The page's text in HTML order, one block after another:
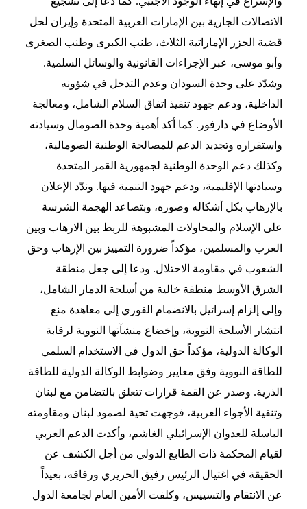
الاتصالات الجارية بين الإمارات العربية المتحدة وإيران لحل
قضية الجزر الإماراتية الثلاث، طنب الكبرى وطنب الصغرى
وأبو موسى، عبر الإجراءات القانونية والوسائل السلمية.
وشدّد على وحدة السودان وعدم التدخل في شؤونه
الداخلية، ودعم جهود تنفيذ اتفاق السلام الشامل، ومعالجة
الأوضاع في دارفور. كما أكد أهمية وحدة الصومال وسيادته
واستقراره وتجديد الدعم للمصالحة الوطنية الصومالية،
وكذلك دعم الوحدة الوطنية لجمهورية القمر المتحدة
وسيادتها الإقليمية، ودعم جهود التنمية فيها. وندّد الإعلان
بالإرهاب بكل أشكاله وصوره، وبتصاعد الهجمة الشرسة
على الإسلام والمحاولات المشبوهة للربط بين الارهاب وبين
العرب والمسلمين، مؤكداً ضرورة التمييز بين الإرهاب وحق
الشعوب في مقاومة الاحتلال. ودعا إلى جعل منطقة
الشرق الأوسط منطقة خالية من أسلحة الدمار الشامل،
وإلى إلزام إسرائيل بالانضمام الفوري إلى معاهدة منع
انتشار الأسلحة النووية، وإخضاع منشآتها النووية لرقابة
الوكالة الدولية، مؤكداً حق الدول في الاستخدام السلمي
للطاقة النووية وفق معايير وضوابط الوكالة الدولية للطاقة
الذرية. وصدر عن القمة قرارات تتعلق بالتضامن مع لبنان
وتنقية الأجواء العربية، فوجهت تحية لصمود لبنان ومقاومته
الباسلة للعدوان الإسرائيلي الغاشم، وأكدت الدعم العربي
لقيام المحكمة ذات الطابع الدولي من أجل الكشف عن
الحقيقة في اغتيال الرئيس رفيق الحريري ورفاقه، بعيداً
عن الانتقام والتسييس، وكلفت الأمين العام لجامعة الدول